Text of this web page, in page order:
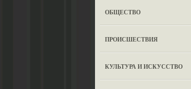
ОБЩЕСТВО
ПРОИСШЕСТВИЯ
КУЛЬТУРА И ИСКУССТВО